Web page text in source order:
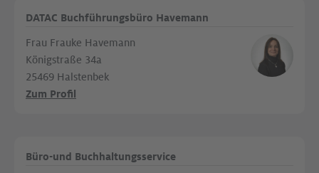
DATAC Buchführungsbüro Havemann
Frau Frauke Havemann
Königstraße 34a
25469 Halstenbek
Zum Profil
Büro-und Buchhaltungsservice